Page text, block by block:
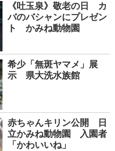
《吐玉泉》敬老の日 カ
バのバシャンにプレゼン
ト かみね動物園
希少「無斑ヤマメ」展
示 県大洗水族館
赤ちゃんキリン公開 日
立かみね動物園 入園者
「かわいいね」